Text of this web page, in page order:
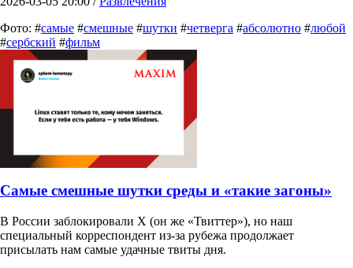
Фото: #самые #смешные #шутки #четверга #абсолютно #любой
#сербский #фильм
Самые смешные шутки среды и «такие загоны»
В России заблокировали X (он же «Твиттер»), но наш
специальный корреспондент из-за рубежа продолжает
присылать нам самые удачные твиты дня.